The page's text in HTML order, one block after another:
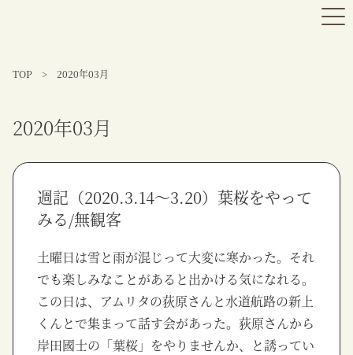
TOP > 2020年03月
2020年03月
週記（2020.3.14〜3.20）葉桜をやって
みる/無観客
土曜日は雪と雨が混じって大変に寒かった。それ
でも楽しみなことがあると出かける気になれる。
この日は、アムリタの荻原さんと水道航路の新上
くんとで集まって話す会があった。荻原さんから
岸田國士の「葉桜」をやりませんか、と誘ってい